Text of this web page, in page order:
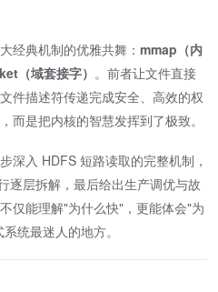
经典机制的优雅共舞： mmap（内
（域套接字） 。前者让文件直接
件描述符传递完成安全、高效的权
而是把内核的智慧发挥到了极致。
深入 HDFS 短路读取的完整机制，
逐层拆解，最后给出生产调优与故
仅能理解"为什么快"，更能体会"为
统最迷人的地方。